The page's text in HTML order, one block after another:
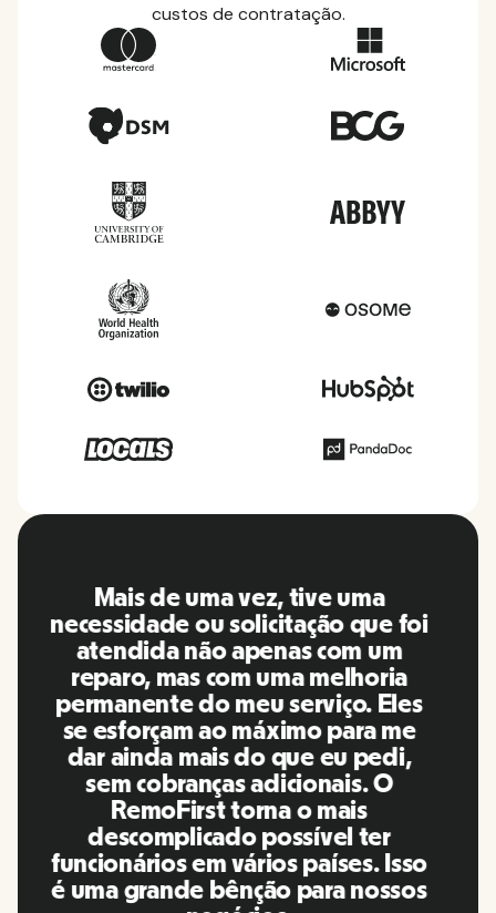
custos de contratação.
O RemoFirst é uma plataforma
incrível, tudo é extremamente
amigável e fácil de usar em
comparação com outras
ferramentas que usei no passado.
A Inna e a equipe foram pontuais e
responderam às minhas perguntas
de maneira mais do que oportuna,
além de facilitar muito a nossa
vida! Ótimas pessoas e
plataforma, eu a recomendo para
minha rede de contatos.